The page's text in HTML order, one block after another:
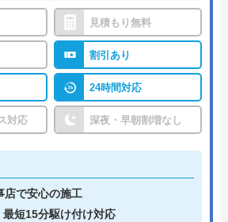
見積もり無料
割引あり
24時間対応
対応 深夜・早朝割増なし
店で安心の施工
短15分駆け付け対応